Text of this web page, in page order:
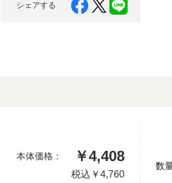
シェアする
本体価格： ￥4,408
税込 ￥4,760
数